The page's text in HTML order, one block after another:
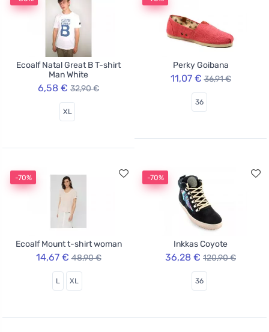
Ecoalf Natal Great B T-shirt
Man White
6,58 € 32,90 €
XL
Perky Goibana
11,07 € 36,91 €
36
-70%
Ecoalf Mount t-shirt woman
14,67 € 48,90 €
L XL
-70%
Inkkas Coyote
36,28 € 120,90 €
36